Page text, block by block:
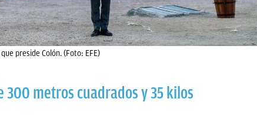
preside Colón. (Foto: EFE)
300 metros cuadrados y 35 kilos